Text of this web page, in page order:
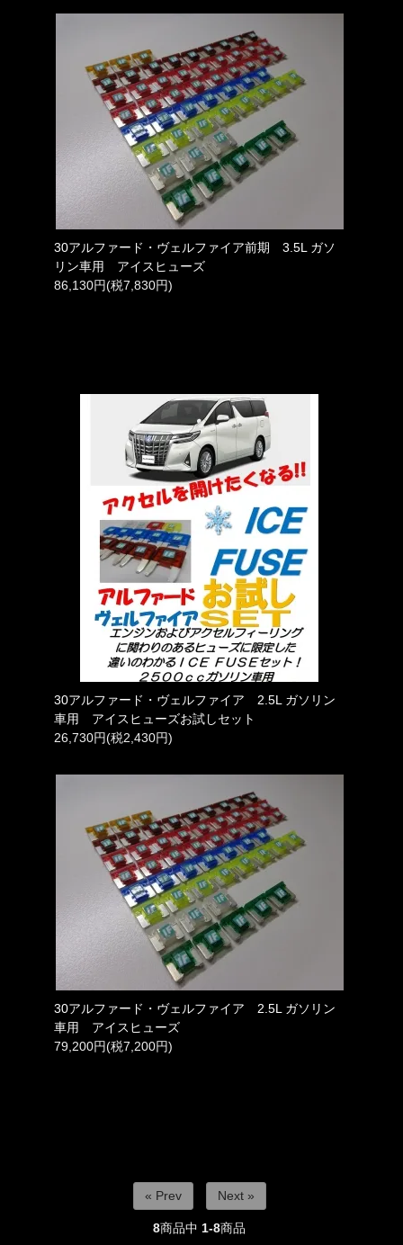
30アルファード・ヴェルファイア前期 3.5L ガソ
リン車用 アイスヒューズ
86,130円(税7,830円)
30アルファード・ヴェルファイア 2.5L ガソリン
車用 アイスヒューズお試しセット
26,730円(税2,430円)
30アルファード・ヴェルファイア 2.5L ガソリン
車用 アイスヒューズ
79,200円(税7,200円)
« Prev Next »
8商品中 1-8商品